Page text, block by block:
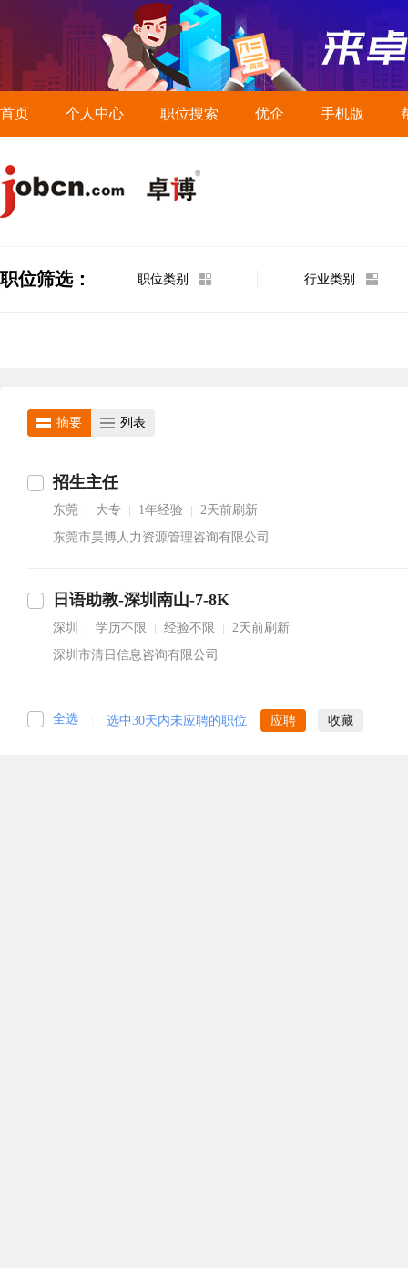
首页 个人中心 职位搜索 优企 手机版
职位筛选： 职位类别 行业类别
摘要 列表
招生主任
东莞 大专 1年经验
2天前刷新
东莞市昊博人力资源管理咨询有限公司
日语助教-深圳南山-7-8K
深圳 学历不限 经验不限
2天前刷新
深圳市清日信息咨询有限公司
全选 选中30天内未应聘的职位 应聘 收藏